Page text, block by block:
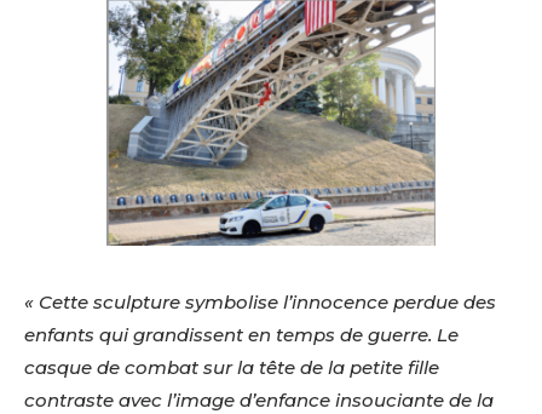
« Cette sculpture symbolise l’innocence perdue des
enfants qui grandissent en temps de guerre. Le
casque de combat sur la tête de la petite fille
contraste avec l’image d’enfance insouciante de la